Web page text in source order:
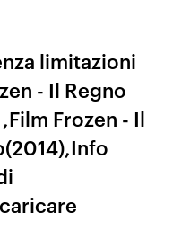
limitazioni
- Il Regno
Frozen - Il